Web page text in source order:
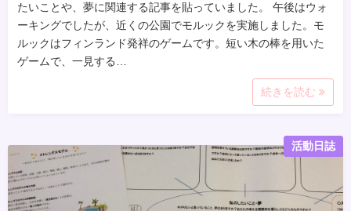
たいことや、夢に関連する記事を貼っていました。 午後はウォ
ーキングでしたが、近くの公園でモルックを実施しました。モ
ルックはフィンランド発祥のゲームです。短い木の棒を用いた
ゲームで、一見する…
続きを読む
活動日誌